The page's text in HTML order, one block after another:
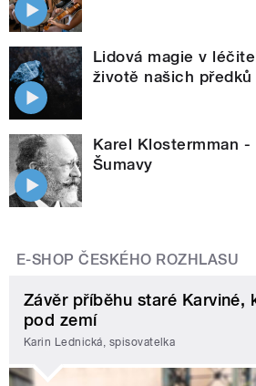
Lidová magie v
životě našich
Karel Klostermman
Šumavy
E-SHOP ČESKÉHO ROZHLASU
Závěr příběhu staré Karviné,
pod zemí
Karin Lednická, spisovatelka